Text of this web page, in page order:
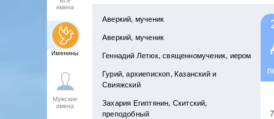
имена
Именины
Мужские
имена
7
Аверкий, мученик
Аверкий, мученик
Геннадий Летюк, священномученик, иером
Гурий, архиепископ, Казанский и
Свияжский
Захария Египтянин, Скитский,
преподобный